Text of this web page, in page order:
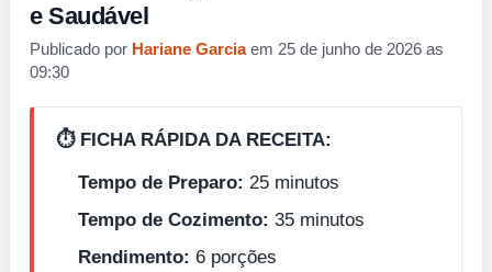
e Saudável
Publicado por Hariane Garciaem 25 de junho de 2026 as
09:30
⏱️ FICHA RÁPIDA DA RECEITA:
Tempo de Preparo: 25 minutos
Tempo de Cozimento: 35 minutos
Rendimento: 6 porções